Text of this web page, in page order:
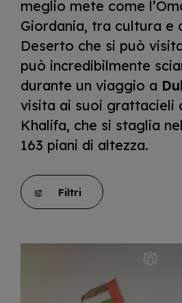
meglio mete come
Giordania, tra cultura e
Deserto che si può
può incredibilmente
durante un viaggio a
visita ai suoi grattacieli
Khalifa, che si staglia
163 piani di altezza.
Filtri